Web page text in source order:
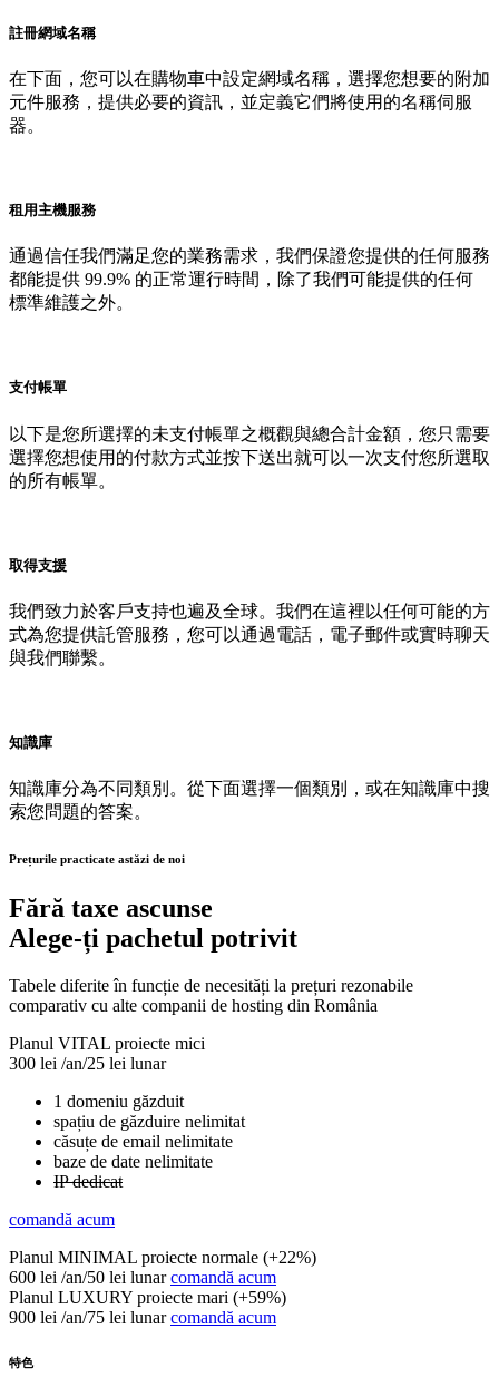
註冊網域名稱
在下面，您可以在購物車中設定網域名稱，選擇您想要的附加
元件服務，提供必要的資訊，並定義它們將使用的名稱伺服
器。
租用主機服務
通過信任我們滿足您的業務需求，我們保證您提供的任何服務
都能提供 99.9% 的正常運行時間，除了我們可能提供的任何
標準維護之外。
支付帳單
以下是您所選擇的未支付帳單之概觀與總合計金額，您只需要
選擇您想使用的付款方式並按下送出就可以一次支付您所選取
的所有帳單。
取得支援
我們致力於客戶支持也遍及全球。我們在這裡以任何可能的方
式為您提供託管服務，您可以通過電話，電子郵件或實時聊天
與我們聯繫。
知識庫
知識庫分為不同類別。從下面選擇一個類別，或在知識庫中搜
索您問題的答案。
Prețurile practicate astăzi de noi
Fără taxe ascunse
Alege-ți pachetul potrivit
Tabele diferite în funcție de necesități la prețuri rezonabile
comparativ cu alte companii de hosting din România
Planul VITAL proiecte mici
300 lei /an/25 lei lunar
1 domeniu găzduit
spațiu de găzduire nelimitat
căsuțe de email nelimitate
baze de date nelimitate
IP dedicat
comandă acum
Planul MINIMAL proiecte normale (+22%)
600 lei /an/50 lei lunar comandă acum
Planul LUXURY proiecte mari (+59%)
900 lei /an/75 lei lunar comandă acum
特色